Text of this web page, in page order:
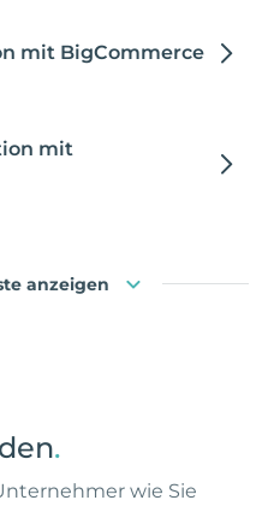
mit BigCommerce
mit
anzeigen
.
wie Sie